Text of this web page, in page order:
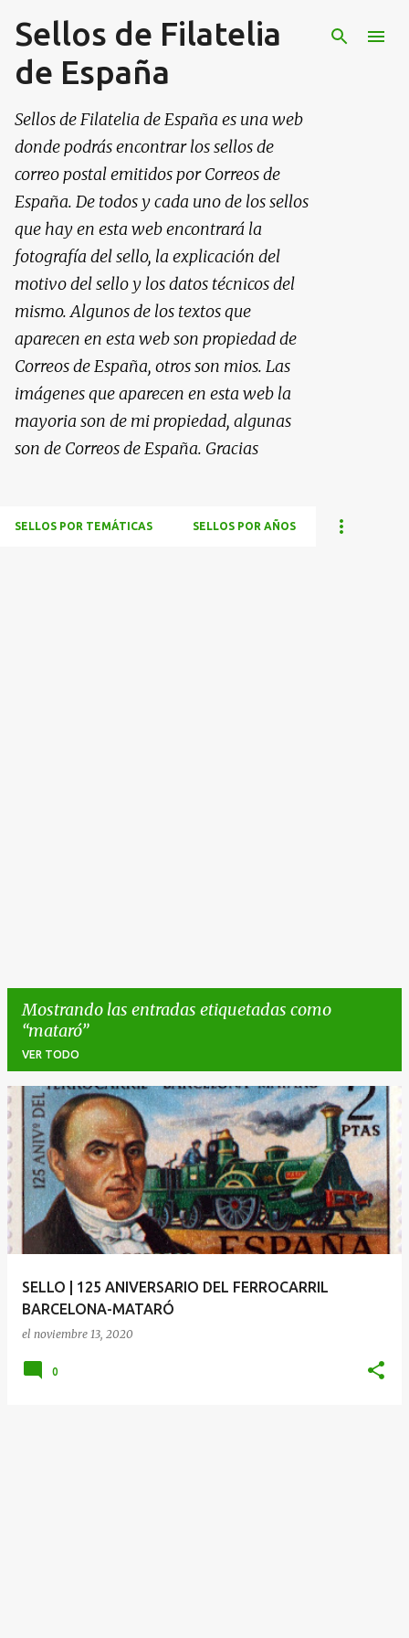
Ir al contenido principal
Sellos de Filatelia
de España
Sellos de Filatelia de España es una web
donde podrás encontrar los sellos de
correo postal emitidos por Correos de
España. De todos y cada uno de los sellos
que hay en esta web encontrará la
fotografía del sello, la explicación del
motivo del sello y los datos técnicos del
mismo. Algunos de los textos que
aparecen en esta web son propiedad de
Correos de España, otros son mios. Las
imágenes que aparecen en esta web la
mayoria son de mi propiedad, algunas
son de Correos de España. Gracias
SELLOS POR TEMÁTICAS SELLOS POR AÑOS
Mostrando las entradas etiquetadas como
mataró
VER TODO
E
n
t
r
a
d
SELLO | 125 ANIVERSARIO DEL FERROCARRIL
BARCELONA-MATARÓ
el noviembre 13, 2020
0